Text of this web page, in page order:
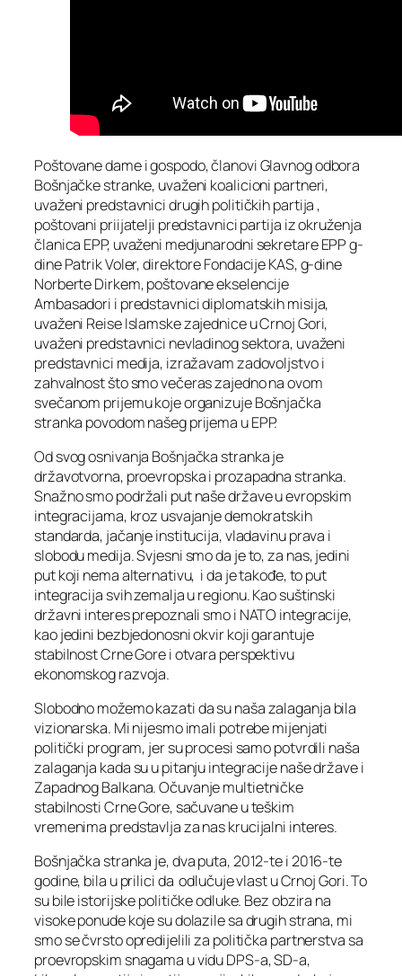
Poštovane dame i gospodo, članovi Glavnog odbora
Bošnjačke stranke, uvaženi koalicioni partneri,
uvaženi predstavnici drugih političkih partija ,
poštovani priijatelji predstavnici partija iz okruženja
članica EPP, uvaženi medjunarodni sekretare EPP g-
dine Patrik Voler, direktore Fondacije KAS, g-dine
Norberte Dirkem, poštovane ekselencije
Ambasadori i predstavnici diplomatskih misija,
uvaženi Reise Islamske zajednice u Crnoj Gori,
uvaženi predstavnici nevladinog sektora, uvaženi
predstavnici medija, izražavam zadovoljstvo i
zahvalnost što smo večeras zajedno na ovom
svečanom prijemu koje organizuje Bošnjačka
stranka povodom našeg prijema u EPP.
Od svog osnivanja Bošnjačka stranka je
državotvorna, proevropska i prozapadna stranka.
Snažno smo podržali put naše države u evropskim
integracijama, kroz usvajanje demokratskih
standarda, jačanje institucija, vladavinu prava i
slobodu medija. Svjesni smo da je to, za nas, jedini
put koji nema alternativu, i da je takođe, to put
integracija svih zemalja u regionu. Kao suštinski
državni interes prepoznali smo i NATO integracije,
kao jedini bezbjedonosni okvir koji garantuje
stabilnost Crne Gore i otvara perspektivu
ekonomskog razvoja.
Slobodno možemo kazati da su naša zalaganja bila
vizionarska. Mi nijesmo imali potrebe mijenjati
politički program, jer su procesi samo potvrdili naša
zalaganja kada su u pitanju integracije naše države i
Zapadnog Balkana. Očuvanje multietničke
stabilnosti Crne Gore, sačuvane u teškim
vremenima predstavlja za nas krucijalni interes.
Bošnjačka stranka je, dva puta, 2012-te i 2016-te
godine, bila u prilici da odlučuje vlast u Crnoj Gori. To
su bile istorijske političke odluke. Bez obzira na
visoke ponude koje su dolazile sa drugih strana, mi
smo se čvrsto opredijelili za politička partnerstva sa
proevropskim snagama u vidu DPS-a, SD-a,